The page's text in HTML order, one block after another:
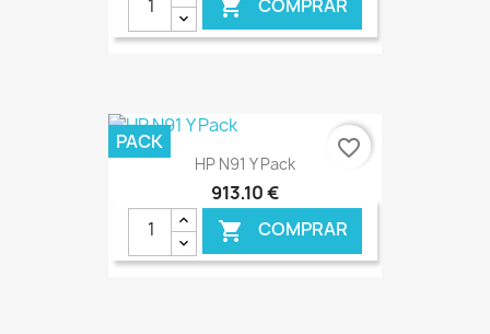
 COMPRAR
€ ONLINE
HP N91 Y Pack
913,10 €
 COMPRAR
PACK favorite_border